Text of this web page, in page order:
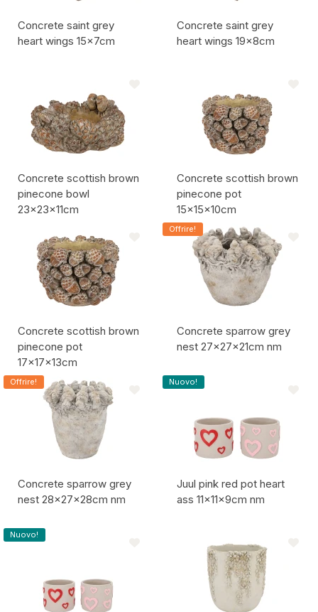
Concrete saint grey
heart wings 15x7cm
Concrete saint grey
heart wings 19x8cm
Concrete scottish brown
pinecone bowl
23x23x11cm
Concrete scottish brown
pinecone pot
15x15x10cm
Codice articolo:
Concrete scottish brown
pinecone pot
17x17x13cm
Codice articolo:
Offrire!
Concrete sparrow grey
nest 27x27x21cm nm
Codice articolo:
Offrire!
Concrete sparrow grey
nest 28x27x28cm nm
Codice articolo:
Nuovo!
Juul pink red pot heart
ass 11x11x9cm nm
Nuovo!